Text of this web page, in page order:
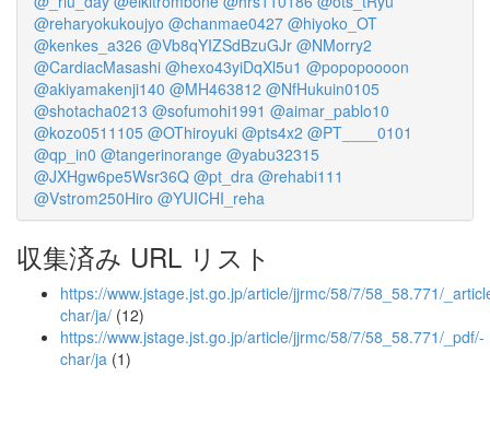
@reharyokukoujyo @chanmae0427 @hiyoko_OT
@kenkes_a326 @Vb8qYIZSdBzuGJr @NMorry2
@CardiacMasashi @hexo43yiDqXl5u1 @popopoooon
@akiyamakenji140 @MH463812 @NfHukuin0105
@shotacha0213 @sofumohi1991 @aimar_pablo10
@kozo0511105 @OThiroyuki @pts4x2 @PT____0101
@qp_in0 @tangerinorange @yabu32315
@JXHgw6pe5Wsr36Q @pt_dra @rehabi111
@Vstrom250Hiro @YUICHI_reha
収集済み URL リスト
https://www.jstage.jst.go.jp/article/jjrmc/58/7/58_58.771/
char/ja/ (12)
https://www.jstage.jst.go.jp/article/jjrmc/58/7/58_58.771/_pdf/-
char/ja (1)